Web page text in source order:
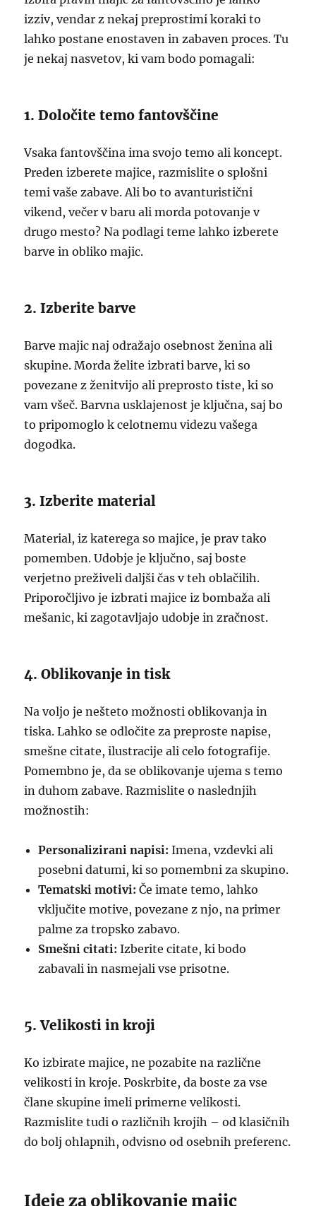
izziv, vendar z nekaj preprostimi koraki to
lahko postane enostaven in zabaven proces. Tu
je nekaj nasvetov, ki vam bodo pomagali:
1. Določite temo fantovščine
Vsaka fantovščina ima svojo temo ali koncept.
Preden izberete majice, razmislite o splošni
temi vaše zabave. Ali bo to avanturistični
vikend, večer v baru ali morda potovanje v
drugo mesto? Na podlagi teme lahko izberete
barve in obliko majic.
2. Izberite barve
Barve majic naj odražajo osebnost ženina ali
skupine. Morda želite izbrati barve, ki so
povezane z ženitvijo ali preprosto tiste, ki so
vam všeč. Barvna usklajenost je ključna, saj bo
to pripomoglo k celotnemu videzu vašega
dogodka.
3. Izberite material
Material, iz katerega so majice, je prav tako
pomemben. Udobje je ključno, saj boste
verjetno preživeli daljši čas v teh oblačilih.
Priporočljivo je izbrati majice iz bombaža ali
mešanic, ki zagotavljajo udobje in zračnost.
4. Oblikovanje in tisk
Na voljo je nešteto možnosti oblikovanja in
tiska. Lahko se odločite za preproste napise,
smešne citate, ilustracije ali celo fotografije.
Pomembno je, da se oblikovanje ujema s temo
in duhom zabave. Razmislite o naslednjih
možnostih:
Personalizirani napisi: Imena, vzdevki ali
posebni datumi, ki so pomembni za skupino.
Tematski motivi: Če imate temo, lahko
vključite motive, povezane z njo, na primer
palme za tropsko zabavo.
Smešni citati: Izberite citate, ki bodo
zabavali in nasmejali vse prisotne.
5. Velikosti in kroji
Ko izbirate majice, ne pozabite na različne
velikosti in kroje. Poskrbite, da boste za vse
člane skupine imeli primerne velikosti.
Razmislite tudi o različnih krojih – od klasičnih
do bolj ohlapnih, odvisno od osebnih preferenc.
Ideje za oblikovanje majic